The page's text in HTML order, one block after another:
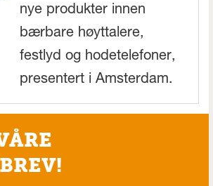
nye produkter innen
bærbare høyttalere,
festlyd og hodetelefoner,
presentert i Amsterdam.